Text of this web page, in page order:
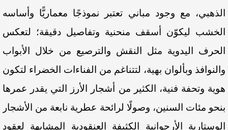
الذهبي، مع وجود مباني تعتبر نموذجًا معماريًّا وأساسه
الخشب ليكوّن أسقف منحنية وتفاصيل دقيقة؛ لتعكس
الحرف اليدوية مثل
النقش والترصيع من خلال الأبواب
والنوافذ وبألوان بهية، لتتناغم من الفناءات الخضراء لتكون
هوية وتحفة فنية، الكثير من أشجار الأرز التي يقدر عمرها
بنحو مئات السنين، وصولًا لرائحة عطرية نابعة من الأشجار
الوستارية الأرجوانية الكثيفة العنقودية المشابهة لعقود